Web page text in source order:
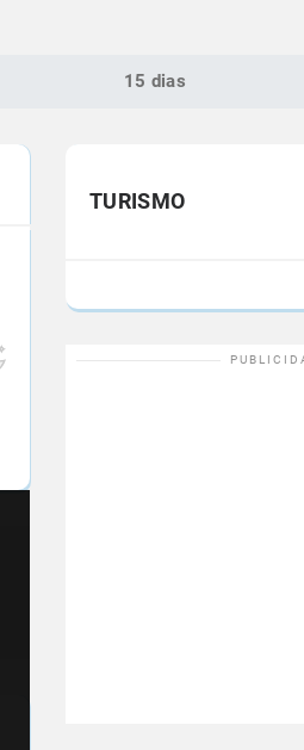
15 dias
TURISMO